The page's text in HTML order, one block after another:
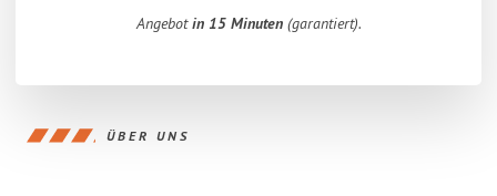
Angebotin 15 Minuten(garantiert).
ÜBER UNS